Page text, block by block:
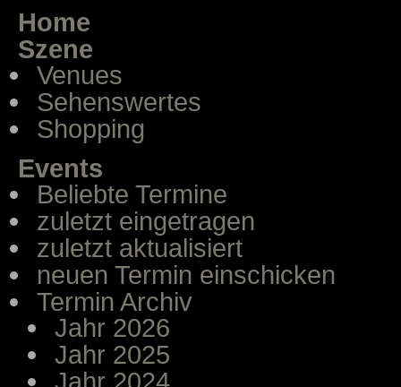
Home
Szene
Venues
Sehenswertes
Shopping
Events
Beliebte Termine
zuletzt eingetragen
zuletzt aktualisiert
neuen Termin einschicken
Termin Archiv
Jahr 2026
Jahr 2025